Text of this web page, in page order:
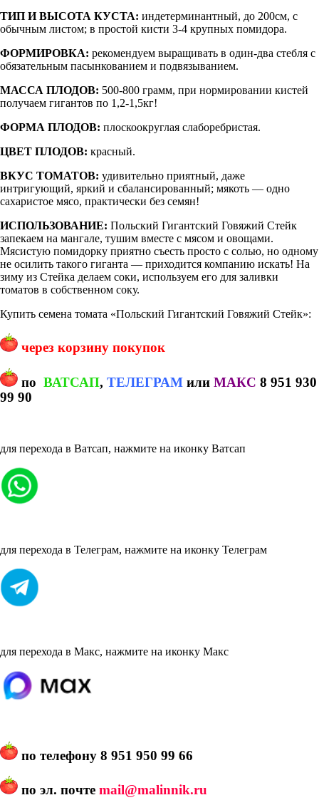
ТИП И ВЫСОТА КУСТА: индетерминантный, до 200см, с
обычным листом; в простой кисти 3-4 крупных помидора.
ФОРМИРОВКА: рекомендуем выращивать в один-два стебля с
обязательным пасынкованием и подвязыванием.
МАССА ПЛОДОВ: 500-800 грамм, при нормировании кистей
получаем гигантов по 1,2-1,5кг!
ФОРМА ПЛОДОВ: плоскоокруглая слаборебристая.
ЦВЕТ ПЛОДОВ: красный.
ВКУС ТОМАТОВ: удивительно приятный, даже
интригующий, яркий и сбалансированный; мякоть — одно
сахаристое мясо, практически без семян!
ИСПОЛЬЗОВАНИЕ: Польский Гигантский Говяжий Стейк
запекаем на мангале, тушим вместе с мясом и овощами.
Мясистую помидорку приятно съесть просто с солью, но одному
не осилить такого гиганта — приходится компанию искать! На
зиму из Стейка делаем соки, используем его для заливки
томатов в собственном соку.
Купить семена томата «Польский Гигантский Говяжий Стейк»:
через корзину покупок
по ВАТСАП, ТЕЛЕГРАМ или МАКС 8 951 930
99 90
для перехода в Ватсап, нажмите на иконку Ватсап
для перехода в Телеграм, нажмите на иконку Телеграм
для перехода в Макс, нажмите на иконку Макс
по телефону 8 951 950 99 66
по эл. почте mail@malinnik.ru